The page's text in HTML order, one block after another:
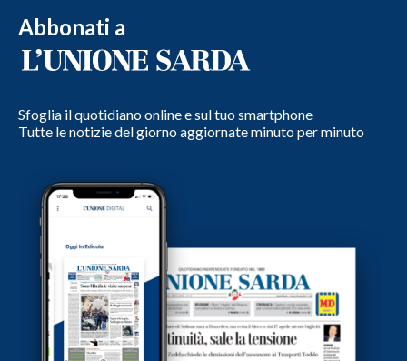
Abbonati a
Sfoglia il quotidiano online e sul tuo smartphone
Tutte le notizie del giorno aggiornate minuto per minuto